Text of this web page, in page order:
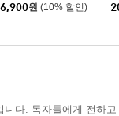
원 (10% 할인)
다. 독자들에게 전하